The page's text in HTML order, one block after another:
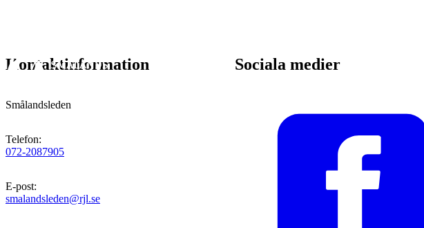
Kontaktinformation
Smålandsleden
Telefon:
072-2087905
E-post:
smalandsleden@rjl.se
Sociala medier